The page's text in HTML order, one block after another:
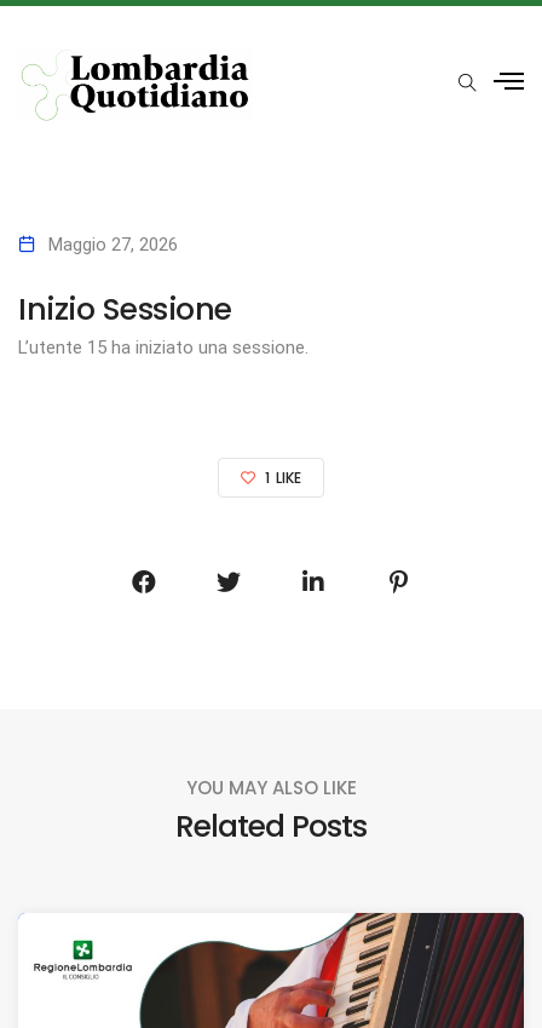
Maggio 27, 2026
Inizio Sessione
L’utente 15 ha iniziato una sessione.
1 LIKE
YOU MAY ALSO LIKE
Related Posts